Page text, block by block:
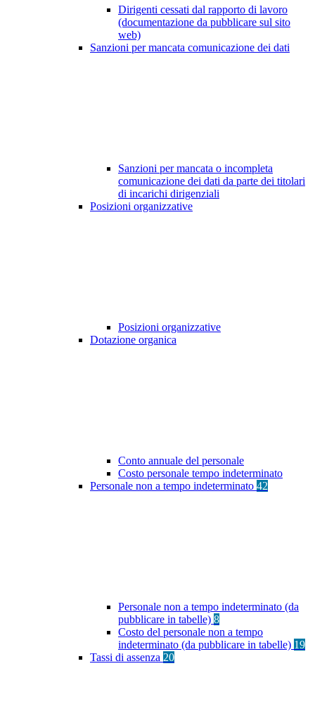
Dirigenti cessati dal rapporto di lavoro
(documentazione da pubblicare sul sito
web)
Sanzioni per mancata comunicazione dei dati
Sanzioni per mancata o incompleta
comunicazione dei dati da parte dei titolari
di incarichi dirigenziali
Posizioni organizzative
Posizioni organizzative
Dotazione organica
Conto annuale del personale
Costo personale tempo indeterminato
Personale non a tempo indeterminato 42
Personale non a tempo indeterminato (da
pubblicare in tabelle) 8
Costo del personale non a tempo
indeterminato (da pubblicare in tabelle) 19
Tassi di assenza 20